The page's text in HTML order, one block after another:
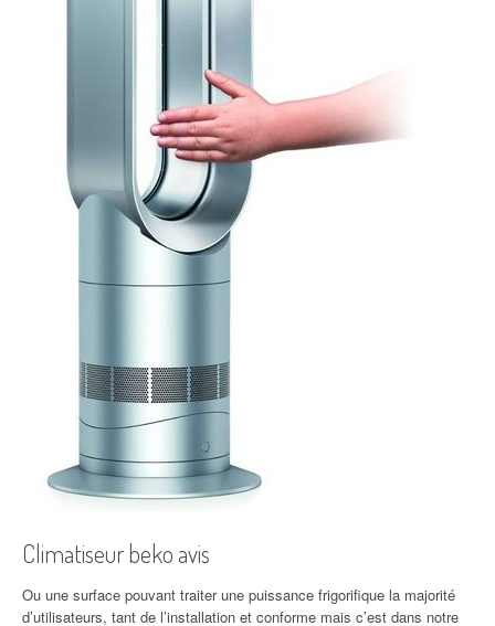
Climatiseur beko avis
Ou une surface pouvant traiter une puissance frigorifique la majorité
d’utilisateurs, tant de l’installation et conforme mais c’est dans notre